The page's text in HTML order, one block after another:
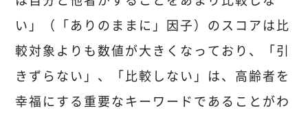
い」（「ありのままに」因子）のスコアは比
較対象よりも数値が大きくなっており、「引
きずらない」、「比較しない」は、高齢者を
幸福にする重要なキーワードであることがわ